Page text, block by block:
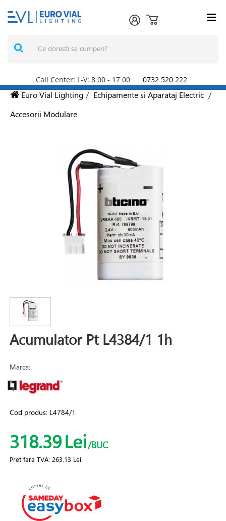
Call Center: L-V: 8 00 - 17 00 0732 520 222
Euro Vial Lighting / Echipamente si Aparataj Electric /
Accesorii Modulare
Acumulator Pt L4384/1 1h
Marca:
Cod produs: L4784/1
318.39Lei/BUC
Pret fara TVA:263.13 Lei